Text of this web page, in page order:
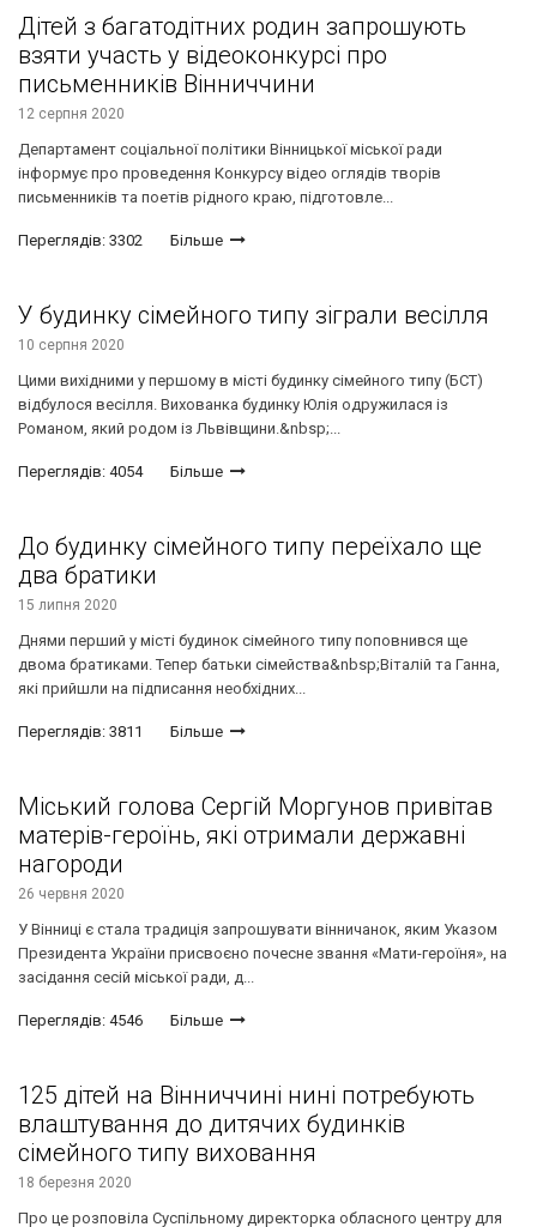
Дітей з багатодітних родин запрошують
взяти участь у відеоконкурсі про
письменників Вінниччини
12 серпня 2020
Департамент соціальної політики Вінницької міської ради
інформує про проведення Конкурсу відео оглядів творів
письменників та поетів рідного краю, підготовле...
Переглядів: 3302 Більше
У будинку сімейного типу зіграли весілля
10 серпня 2020
Цими вихідними у першому в місті будинку сімейного типу (БСТ)
відбулося весілля. Вихованка будинку Юлія одружилася із
Романом, який родом із Львівщини.&nbsp;...
Переглядів: 4054 Більше
До будинку сімейного типу переїхало ще
два братики
15 липня 2020
Днями перший у місті будинок сімейного типу поповнився ще
двома братиками. Тепер батьки сімейства&nbsp;Віталій та Ганна,
які прийшли на підписання необхідних...
Переглядів: 3811 Більше
Міський голова Сергій Моргунов привітав
матерів-героїнь, які отримали державні
нагороди
26 червня 2020
У Вінниці є стала традиція запрошувати вінничанок, яким Указом
Президента України присвоєно почесне звання «Мати-героїня», на
засідання сесій міської ради, д...
Переглядів: 4546 Більше
125 дітей на Вінниччині нині потребують
влаштування до дитячих будинків
сімейного типу виховання
18 березня 2020
Про це розповіла Суспільному директорка обласного центру для